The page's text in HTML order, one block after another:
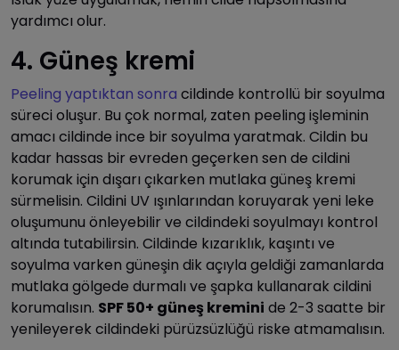
yardımcı olur.
4. Güneş kremi
Peeling yaptıktan sonra cildinde kontrollü bir soyulma
süreci oluşur. Bu çok normal, zaten peeling işleminin
amacı cildinde ince bir soyulma yaratmak. Cildin bu
kadar hassas bir evreden geçerken sen de cildini
korumak için dışarı çıkarken mutlaka güneş kremi
sürmelisin. Cildini UV ışınlarından koruyarak yeni leke
oluşumunu önleyebilir ve cildindeki soyulmayı kontrol
altında tutabilirsin. Cildinde kızarıklık, kaşıntı ve
soyulma varken güneşin dik açıyla geldiği zamanlarda
mutlaka gölgede durmalı ve şapka kullanarak cildini
korumalısın. SPF 50+ güneş kremini de 2-3 saatte bir
yenileyerek cildindeki pürüzsüzlüğü riske atmamalısın.